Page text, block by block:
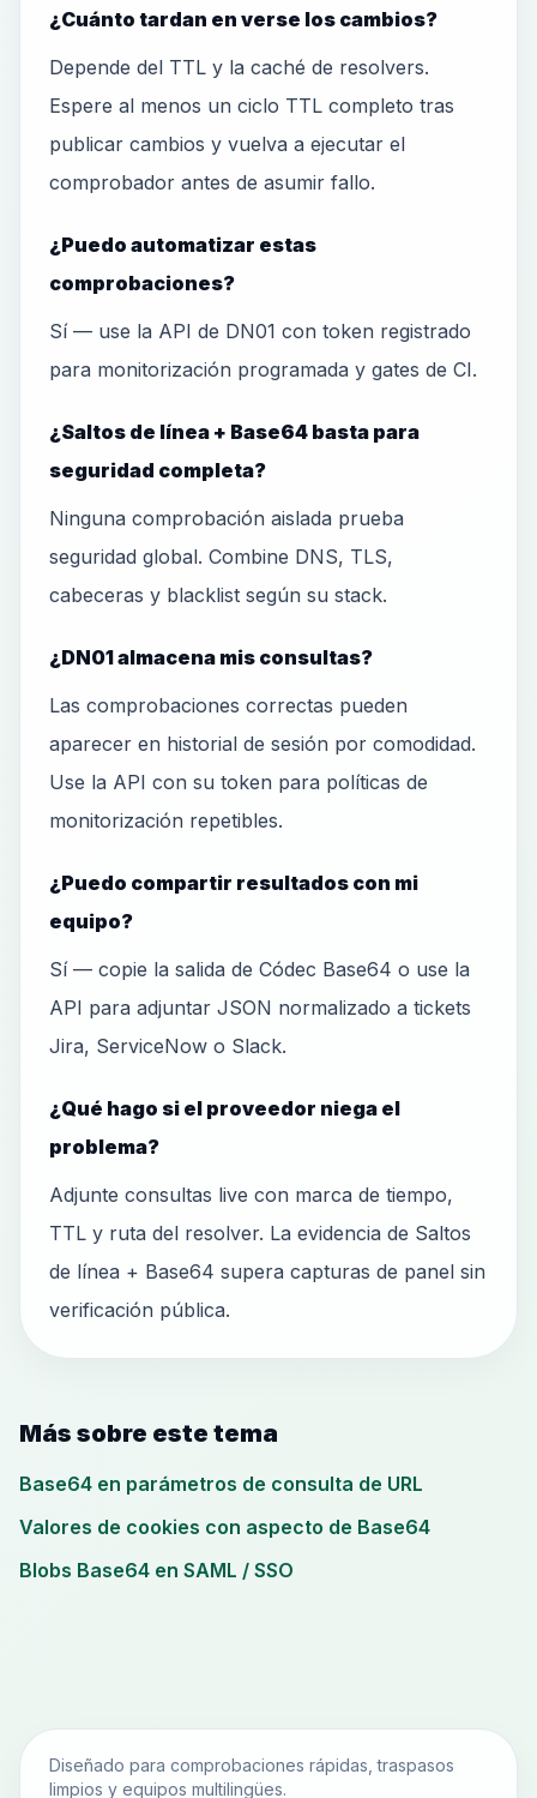
¿Cuánto tardan en verse los cambios?
Depende del TTL y la caché de resolvers.
Espere al menos un ciclo TTL completo tras
publicar cambios y vuelva a ejecutar el
comprobador antes de asumir fallo.
¿Puedo automatizar estas
comprobaciones?
Sí — use la API de DN01 con token registrado
para monitorización programada y gates de CI.
¿Saltos de línea + Base64 basta para
seguridad completa?
Ninguna comprobación aislada prueba
seguridad global. Combine DNS, TLS,
cabeceras y blacklist según su stack.
¿DN01 almacena mis consultas?
Las comprobaciones correctas pueden
aparecer en historial de sesión por comodidad.
Use la API con su token para políticas de
monitorización repetibles.
¿Puedo compartir resultados con mi
equipo?
Sí — copie la salida de Códec Base64 o use la
API para adjuntar JSON normalizado a tickets
Jira, ServiceNow o Slack.
¿Qué hago si el proveedor niega el
problema?
Adjunte consultas live con marca de tiempo,
TTL y ruta del resolver. La evidencia de Saltos
de línea + Base64 supera capturas de panel sin
verificación pública.
Más sobre este tema
Base64 en parámetros de consulta de URL
Valores de cookies con aspecto de Base64
Blobs Base64 en SAML / SSO
Diseñado para comprobaciones rápidas, traspasos
limpios y equipos multilingües.